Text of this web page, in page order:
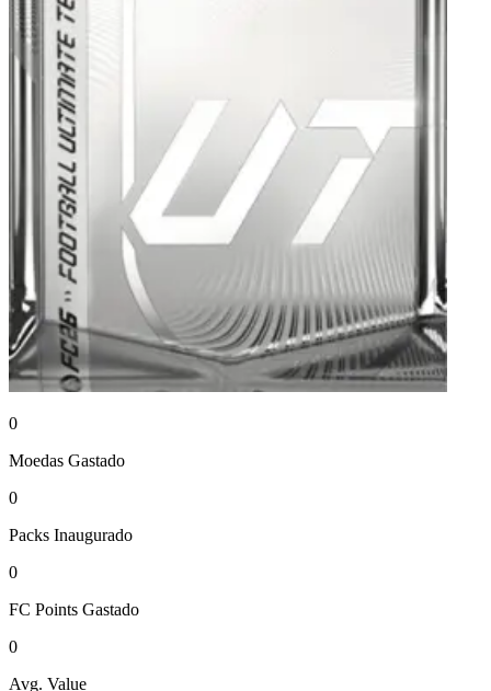
0
Moedas Gastado
0
Packs Inaugurado
0
FC Points Gastado
0
Avg. Value